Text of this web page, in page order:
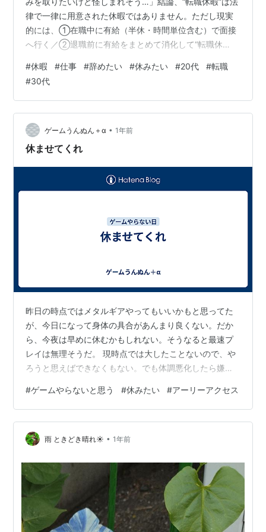
律で一律に用意された休暇ではありません。ただし現実
的には、①在職中に有給（半休・時間単位含む）で面接
へ行く／②退職前に有給をまとめて消化して“転職休
位サイトで共通して扱われていた論点（定義の整理・有
給のルール・理由の伝え方・時季変更権・有給消化の進
め方・注意点）を、使える手順に落として解説します。
1. 「転職休暇」の結論 2. 転職休暇とは？よくある3つの
意味 ① 在職中、面接や手続きのために取る休み ② 退
職前に有給消化して作る“まと…
#休暇 #仕事 #辞めたい #休みたい #20代 #転職
#30代
ゲームうんぬん＋α • 1年前
休ませてくれ
昨日の時点ではメタルギアやってもいいかもと思ってた
が、今日になって身体の具合があんまり良くない。だか
ら、今夜は早めに休むかもしれない。そうなると最速プ
レイは無理そうだ。 現時点では大したことないので、や
ろうと思えばできなくもない。でも体調悪化したら嫌だ
いの？ そもそも、そんなにやる気ないし。今夜にこだわ
ることない。だから、今夜は寝よう。無理しない。
#ゲームやらないと思う #休みたい #アーリーアクセス
雨 ときどき晴れ☀ • 1年前